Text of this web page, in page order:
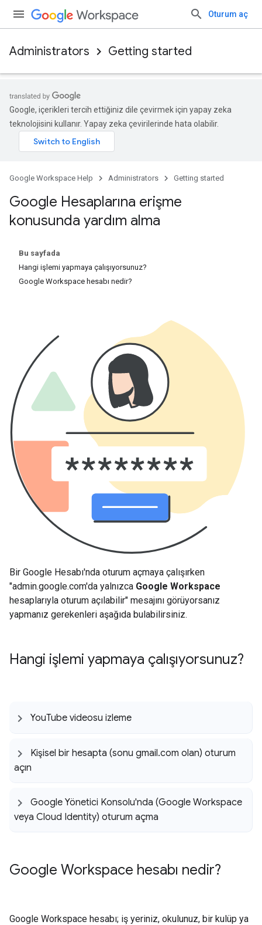
Oturum aç
Administrators Getting started
Google, içerikleri tercih ettiğiniz dile çevirmek için yapay zeka
teknolojisini kullanır. Yapay zeka çevirilerinde hata olabilir.
Google Workspace Help Administrators Getting started
Google Hesaplarına erişme
konusunda yardım alma
Bu sayfada
Hangi işlemi yapmaya çalışıyorsunuz?
Google Workspace hesabı nedir?
Bir Google Hesabı'nda oturum açmaya çalışırken
"admin.google.com'da yalnızca Google Workspace
hesaplarıyla oturum açılabilir" mesajını görüyorsanız
yapmanız gerekenleri aşağıda bulabilirsiniz.
Hangi işlemi yapmaya çalışıyorsunuz?
YouTube videosu izleme
Kişisel bir hesapta (sonu gmail.com olan) oturum
açın
Google Yönetici Konsolu'nda (Google Workspace
veya Cloud Identity) oturum açma
Google Workspace hesabı nedir?
Google Workspace hesabı; iş yeriniz, okulunuz, bir kulüp ya